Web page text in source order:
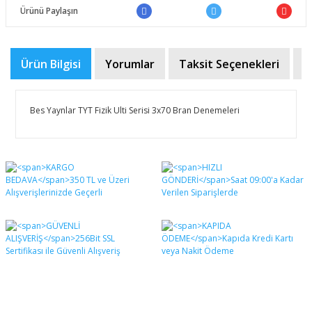
Ürünü Paylaşın
Ürün Bilgisi Yorumlar Taksit Seçenekleri
Bes Yaynlar TYT Fizik Ulti Serisi 3x70 Bran Denemeleri
Bu ürüne ilk yorumu siz yapın!
Yorum Yaz
Bu ürünün fiyat bilgisi, resim, ürün açıklamalarında ve
diğer konularda yetersiz gördüğünüz noktaları öneri
formunu kullanarak tarafımıza iletebilirsiniz.
Görüş ve önerileriniz için teşekkür ederiz.
Ürün resmi kalitesiz, bozuk veya görüntülenemiyor.
Ürün açıklamasında eksik bilgiler bulunuyor.